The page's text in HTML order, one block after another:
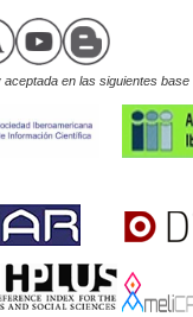
en las siguientes